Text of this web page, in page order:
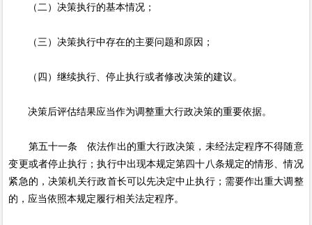
（二）决策执行的基本情况；
（三）决策执行中存在的主要问题和原因；
（四）继续执行、停止执行或者修改决策的建议。
决策后评估结果应当作为调整重大行政决策的重要依据。
第五十一条 依法作出的重大行政决策，未经法定程序不得随意
变更或者停止执行；执行中出现本规定第四十八条规定的情形、情况
紧急的，决策机关行政首长可以先决定中止执行；需要作出重大调整
的，应当依照本规定履行相关法定程序。